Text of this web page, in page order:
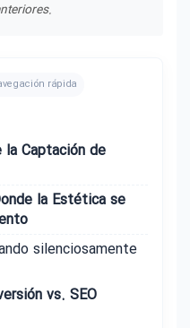
rápida
la Captación de
la Estética se
silenciosamente
vs. SEO